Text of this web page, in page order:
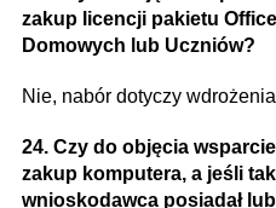
zakup licencji pakietu
Domowych lub Uczniów?
Nie, nabór dotyczy
24. Czy do objęcia
zakup komputera, a jeśli
wnioskodawca posiadał